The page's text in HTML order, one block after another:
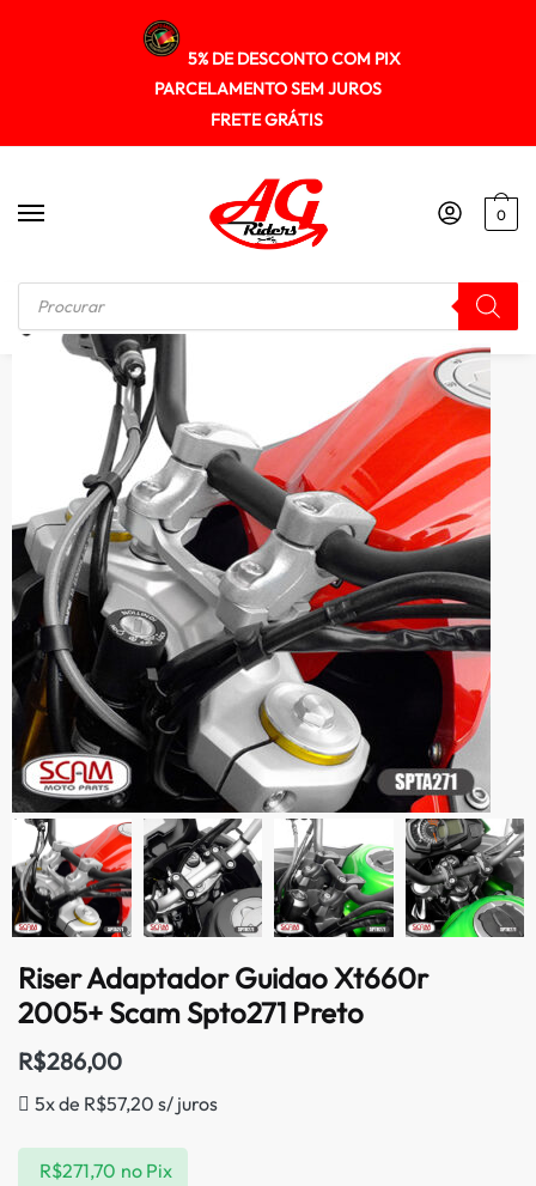
5% DE DESCONTO COM PIX
PARCELAMENTO SEM JUROS
FRETE GRÁTIS
0
Início / RISER GUIDÃO Riser Adaptador Guidao Xt660r 2005+ Scam Spto271 Preto
Riser Adaptador Guidao Xt660r
2005+ Scam Spto271 Preto
R$286,00
5x de R$57,20 s/ juros
R$271,70 no Pix